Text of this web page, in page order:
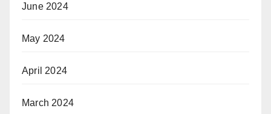
June 2024
May 2024
April 2024
March 2024